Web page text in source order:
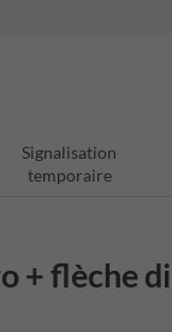
Signalisation
temporaire
+ flèche